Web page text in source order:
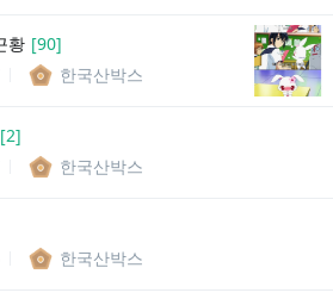
황 [90]
한국산박스
[2]
한국산박스
한국산박스